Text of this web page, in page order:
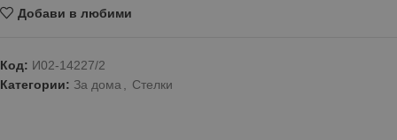
Добави в любими
Код: И02-14227/2
Категории: За дома Стелки